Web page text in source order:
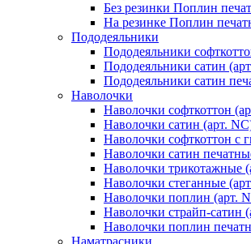
Без резинки Поплин
На резинке Поплин
Пододеяльники
Пододеяльники
Пододеяльники сатин
Пододеяльники сатин
Наволочки
Наволочки софткоттон
Наволочки сатин (арт.
Наволочки софткоттон с
Наволочки сатин
Наволочки трикотажные
Наволочки стеганные
Наволочки поплин (арт.
Наволочки страйп-сатин
Наволочки поплин
Наматрасники